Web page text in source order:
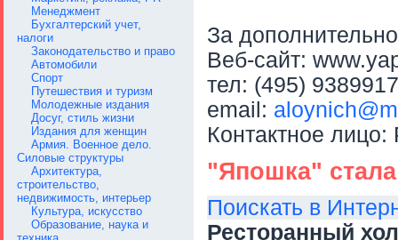
Менеджмент
Бухгалтерский учет,
налоги
Законодательство и право
Автомобили
Спорт
Путешествия и туризм
Молодежные издания
Досуг, стиль жизни
Издания для женщин
Армия. Военное дело.
Силовые структуры
Архитектура,
строительство,
недвижимость, интерьер
Культура, искусство
Образование, наука и
За
Веб-сайт:
тел: (495) 9389917
email:
Контактное
"Япошка"
Поискать в
Ресторанный